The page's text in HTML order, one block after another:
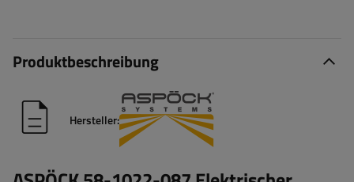
Produktbeschreibung
Hersteller: